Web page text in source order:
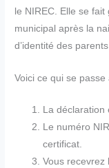
le NIREC. Elle se fait
municipal après la
d’identité des
Voici ce qui se passe
La déclaration
Le numéro
certificat.
Vous recevrez